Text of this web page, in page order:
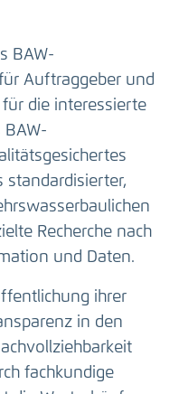
BAW-
Auftraggeber und
die interessierte
Recherche nach
und Daten.
ihrer
in den
fachkundige